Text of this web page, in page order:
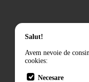
Salut!
Avem nevoie de
cookies:
Necesare